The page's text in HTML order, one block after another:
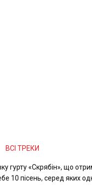
ВСІ ТРЕКИ
гурту «Скрябін», що
10 пісень, серед яких